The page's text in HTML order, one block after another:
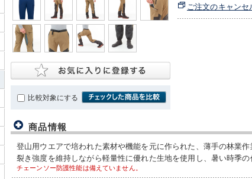
比較対象にする
ご注文のキャン
商品情報
登山用ウエアで培われた素材や機能を元に作られた、薄手の林業
裂き強度を維持しながら軽量性に優れた生地を使用し、暑い時季の
チェーンソー防護性能は備えていません。